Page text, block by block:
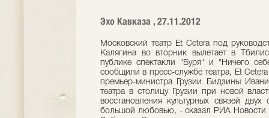
Эхо Кавказа , 27.11.2012
Московский театр Et Cetera под
Калягина во вторник вылетает в
публике спектакли "Буря" и "Ничего
сообщили в пресс-службе театра, Et
премьер-министра Грузии Бидзины
театра в столицу Грузии при новой
восстановления культурных связей
большой любовью, - сказал РИА Новости